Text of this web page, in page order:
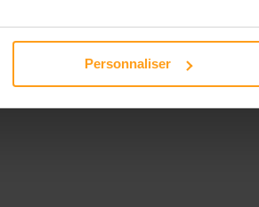
Personnaliser